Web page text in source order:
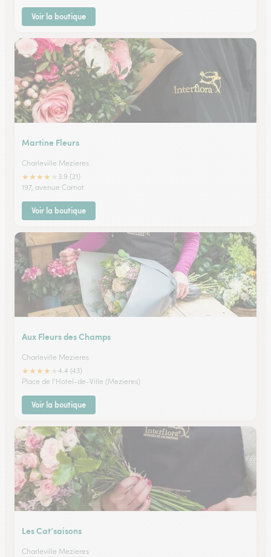
Voir la boutique
Martine Fleurs
Charleville Mezieres
★★★★
3.9 (21)
197, avenue Carnot
Voir la boutique
Aux Fleurs des Champs
Charleville Mezieres
★★★★
4.4 (43)
Place de l'Hotel-de-Ville (Mezieres)
Voir la boutique
Les Cat’saisons
Charleville Mezieres